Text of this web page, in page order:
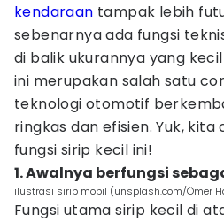
kendaraan tampak lebih
sebenarnya ada fungsi
di balik ukurannya yang
ini merupakan salah satu
teknologi otomotif
ringkas dan efisien. Yuk,
fungsi sirip kecil ini!
1. Awalnya berfungsi
ilustrasi sirip mobil (unsplash.com/Ömer
Fungsi utama sirip kecil di